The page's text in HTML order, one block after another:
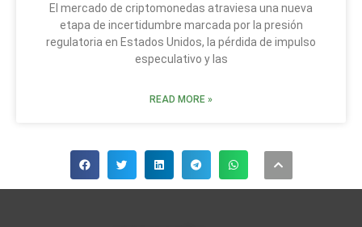
El mercado de criptomonedas atraviesa una nueva
etapa de incertidumbre marcada por la presión
regulatoria en Estados Unidos, la pérdida de impulso
especulativo y las
READ MORE »